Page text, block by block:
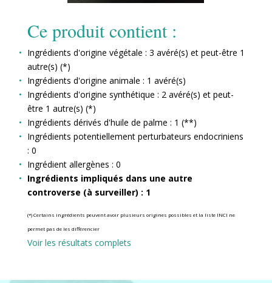
Ce produit contient :
Ingrédients d'origine végétale : 3 avéré(s) et peut-être 1
autre(s) (*)
Ingrédients d'origine animale : 1 avéré(s)
Ingrédients d'origine synthétique : 2 avéré(s) et peut-
être 1 autre(s) (*)
Ingrédients dérivés d'huile de palme : 1 (**)
Ingrédients potentiellement perturbateurs endocriniens
: 0
Ingrédient allergènes : 0
Ingrédients impliqués dans une autre
controverse (à surveiller) : 1
(*) Certains ingrédients peuvent avoir plusieurs origines possibles et la liste INCI ne
permet pas de les différencier
Voir les résultats complets